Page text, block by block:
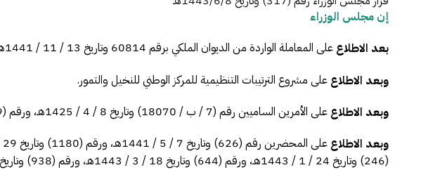
إن مجلس الوزراء
بعد الاطلاع على المعاملة الواردة من الديوان الملكي برقم 60814 وتاريخ 13 / 11 / 1441هـ، ورقم 61259 وتاريخ 15 / 11 / 1442هـ، في شأن تنظيم المركز الوطني للنخيل والتمور.
وبعد الاطلاع على مشروع الترتيبات التنظيمية للمركز الوطني للنخيل والتمور.
وبعد الاطلاع على الأمرين الساميين رقم (7 / ب / 18070) وتاريخ 8 / 4 / 1425هـ، ورقم (42649) وتاريخ 29 / 9 / 1432هـ.
وبعد الاطلاع
(246) وتاريخ 24 / 1 / 1443هـ، ورقم (644) وتاريخ 18 / 3 / 1443هـ، ورقم (938) وتاريخ 24 / 4 / 1443هـ، المعدة في هيئة الخبراء بمجلس الوزراء.